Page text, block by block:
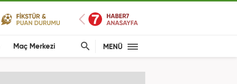
Maç Merkezi MENÜ